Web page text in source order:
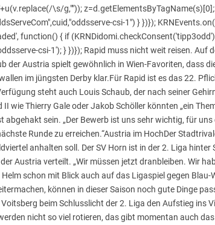
\s/g,""));
csi-1") } })});
function() { if
csi-1'); } })}); Rapid muss nicht weit reisen. Auf
der Austria spielt gewöhnlich in Wien-Favoriten, dass
im jüngsten Derby klar.Für Rapid ist es das 22.
steht auch Louis Schaub, der nach seiner
wie Thierry Gale oder Jakob Schöller könnten „ein
abgehakt sein. „Der Bewerb ist uns sehr wichtig, für
Runde zu erreichen.“Austria im HochDer
anhalten soll. Der SV Horn ist in der 2. Liga hinter
Austria verteilt. „Wir müssen jetzt dranbleiben. Wir
Helm schon mit Blick auch auf das Ligaspiel gegen
können in dieser Saison noch gute Dinge
Voitsberg beim Schlusslicht der 2. Liga den Aufstieg ins
nicht so viel rotieren, das gibt momentan auch